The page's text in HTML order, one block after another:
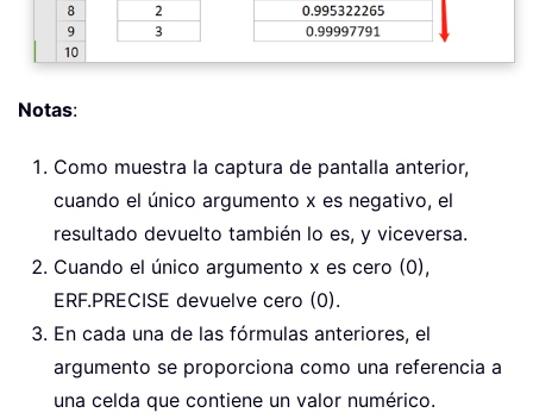
Notas:
Como muestra la captura de pantalla anterior,
cuando el único argumento x es negativo, el
resultado devuelto también lo es, y viceversa.
Cuando el único argumento x es cero (0),
ERF.PRECISE devuelve cero (0).
En cada una de las fórmulas anteriores, el
argumento se proporciona como una referencia a
una celda que contiene un valor numérico.